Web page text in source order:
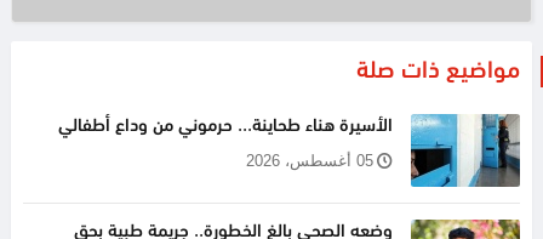
مواضيع ذات صلة
الأسيرة هناء طحاينة... حرموني من وداع أطفالي
05 أغسطس، 2026
وضعه الصحي بالغ الخطورة.. جريمة طبية بحق